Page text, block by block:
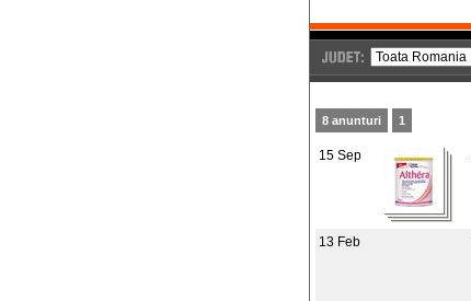
8 anunturi 1
15 Sep
13 Feb